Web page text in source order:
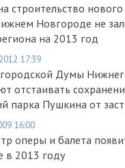
строительство
Новгороде не
на 2013 год
17:39
Думы
отстаивать
парка Пушкина от
16:00
оперы и балета
в 2013 году